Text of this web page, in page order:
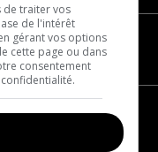
de traiter vos
de l'intérêt
gérant vos options
cette page ou dans
consentement